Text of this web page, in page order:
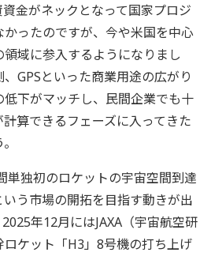
金がネックとなって国家プロジ
ったのですが、今や米国を中心
域に参入するようになりまし
GPSといった商業用途の広がり
下がマッチし、民間企業でも十
算できるフェーズに入ってきた
単独初のロケットの宇宙空間到達
う市場の開拓を目指す動きが出
年12月にはJAXA（宇宙航空研
ケット「H3」8号機の打ち上げ